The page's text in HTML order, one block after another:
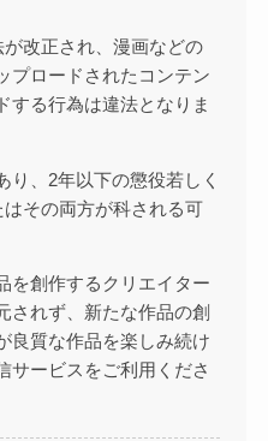
改正され、漫画などの
プロードされたコンテン
する行為は違法となりま
り、2年以下の懲役若しく
その両方が科される可
を創作するクリエイター
されず、新たな作品の創
良質な作品を楽しみ続け
サービスをご利用くださ